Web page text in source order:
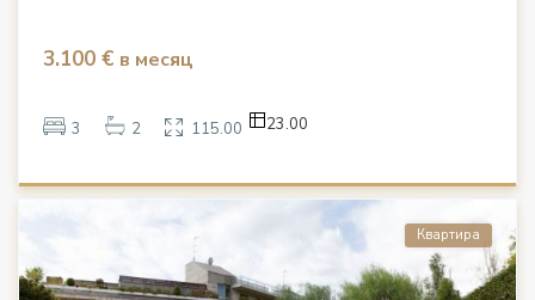
3.100 € в месяц
3 2 115.00 23.00
Квартира